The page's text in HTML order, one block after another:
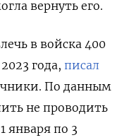
вернуть его.
в войска 400
года, писал
По данным
не проводить
января по 3